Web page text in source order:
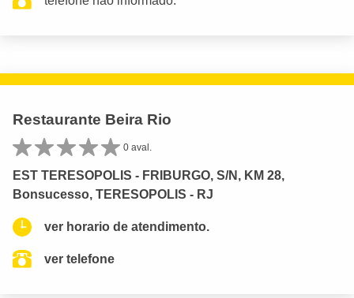
Restaurante Beira Rio
0 aval.
EST TERESOPOLIS - FRIBURGO, S/N, KM 28,
Bonsucesso, TERESOPOLIS - RJ
ver horario de atendimento.
ver telefone